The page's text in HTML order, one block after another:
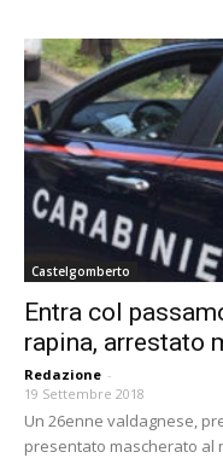
Castelgomberto
Entra col
rapina, arrestato
Redazione -
19 Settembre 2018
Un 26enne valdagnese,
presentato mascherato al